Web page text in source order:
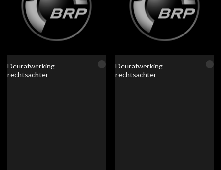
Deurafwerking
rechtsachter
Deurafwerking
rechtsachter